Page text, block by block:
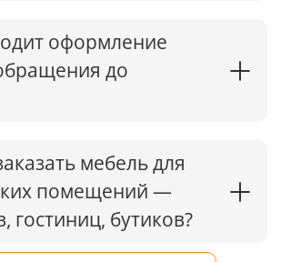
оформление
до
мебель для
помещений —
гостиниц, бутиков?